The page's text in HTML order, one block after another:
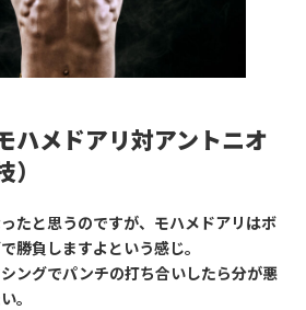
ハメドアリ対アントニオ
たと思うのですが、モハメドアリはボ
勝負しますよという感じ。
ングでパンチの打ち合いしたら分が悪
。